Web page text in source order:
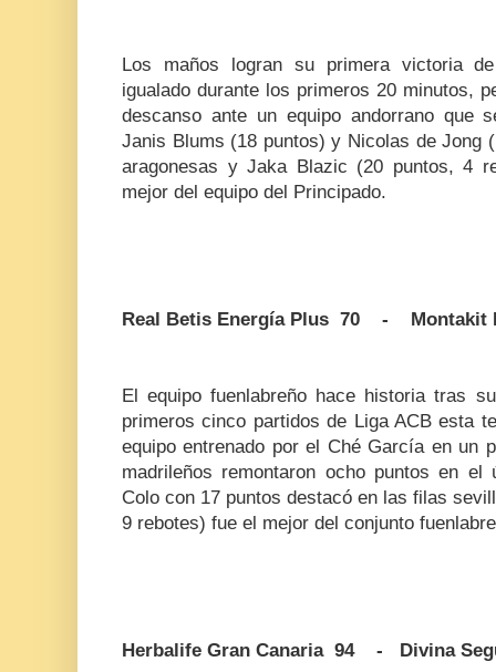
Los maños logran su primera victoria
igualado durante los primeros 20 minutos,
descanso ante un equipo andorrano que
Janis Blums (18 puntos) y Nicolas de Jong
aragonesas y Jaka Blazic (20 puntos, 4
mejor del equipo del Principado.
Real Betis Energía Plus 70 - Montakit
El equipo fuenlabreño hace historia tras
primeros cinco partidos de Liga ACB esta
equipo entrenado por el Ché García en un
madrileños remontaron ocho puntos en el
Colo con 17 puntos destacó en las filas
9 rebotes) fue el mejor del conjunto
Herbalife Gran Canaria 94 - Divina